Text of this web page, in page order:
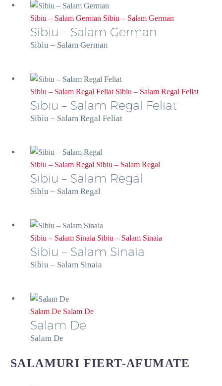
Sibiu – Salam German Sibiu – Salam German
Sibiu – Salam German
Sibiu – Salam German
Sibiu – Salam Regal Feliat Sibiu – Salam Regal Feliat
Sibiu – Salam Regal Feliat
Sibiu – Salam Regal Feliat
Sibiu – Salam Regal Sibiu – Salam Regal
Sibiu – Salam Regal
Sibiu – Salam Regal
Sibiu – Salam Sinaia Sibiu – Salam Sinaia
Sibiu – Salam Sinaia
Sibiu – Salam Sinaia
Salam De Salam De
Salam De
Salam De
SALAMURI FIERT-AFUMATE